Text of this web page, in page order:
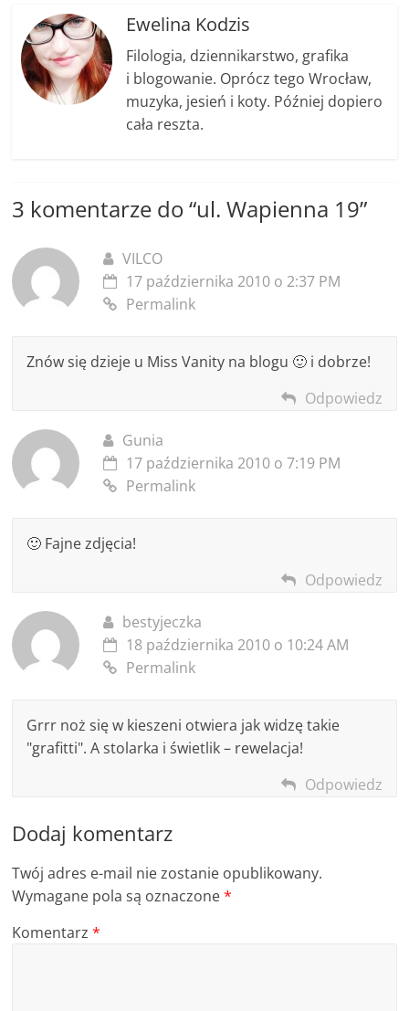
o
o
k
g
er
n
k
Ewelina Kodzis
Filologia, dziennikarstwo, grafika
i blogowanie. Oprócz tego Wrocław,
muzyka, jesień i koty. Później dopiero
cała reszta.
3 komentarze do “ul. Wapienna 19”
VILCO
17 października 2010 o 2:37 PM
Permalink
Znów się dzieje u Miss Vanity na blogu 🙂 i dobrze!
Odpowiedz
Gunia
17 października 2010 o 7:19 PM
Permalink
🙂 Fajne zdjęcia!
Odpowiedz
bestyjeczka
18 października 2010 o 10:24 AM
Permalink
Grrr noż się w kieszeni otwiera jak widzę takie
"grafitti". A stolarka i świetlik – rewelacja!
Odpowiedz
Dodaj komentarz
Twój adres e-mail nie zostanie opublikowany.
Wymagane pola są oznaczone*
Komentarz*